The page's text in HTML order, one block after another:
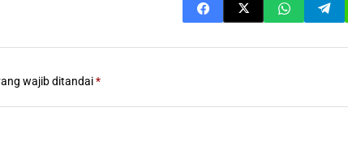
wajib ditandai*